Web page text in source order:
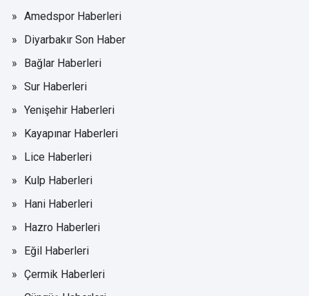
Amedspor Haberleri
Diyarbakır Son Haber
Bağlar Haberleri
Sur Haberleri
Yenişehir Haberleri
Kayapınar Haberleri
Lice Haberleri
Kulp Haberleri
Hani Haberleri
Hazro Haberleri
Eğil Haberleri
Çermik Haberleri